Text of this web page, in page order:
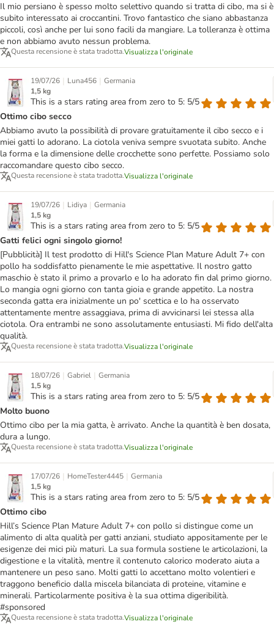
Il mio persiano è spesso molto selettivo quando si tratta di cibo, ma si è
subito interessato ai croccantini. Trovo fantastico che siano abbastanza
piccoli, così anche per lui sono facili da mangiare. La tolleranza è ottima
e non abbiamo avuto nessun problema.
Questa recensione è stata tradotta.Visualizza l'originale
19/07/26 | Luna456 | Germania
1,5 kg
This is a stars rating area from zero to 5: 5/5
Ottimo cibo secco
Abbiamo avuto la possibilità di provare gratuitamente il cibo secco e i
miei gatti lo adorano. La ciotola veniva sempre svuotata subito. Anche
la forma e la dimensione delle crocchette sono perfette. Possiamo solo
raccomandare questo cibo secco.
Questa recensione è stata tradotta.Visualizza l'originale
19/07/26 | Lidiya | Germania
1,5 kg
This is a stars rating area from zero to 5: 5/5
Gatti felici ogni singolo giorno!
[Pubblicità] Il test prodotto di Hill's Science Plan Mature Adult 7+ con
pollo ha soddisfatto pienamente le mie aspettative. Il nostro gatto
maschio è stato il primo a provarlo e lo ha adorato fin dal primo giorno.
Lo mangia ogni giorno con tanta gioia e grande appetito. La nostra
seconda gatta era inizialmente un po' scettica e lo ha osservato
attentamente mentre assaggiava, prima di avvicinarsi lei stessa alla
ciotola. Ora entrambi ne sono assolutamente entusiasti. Mi fido dell'alta
qualità.
Questa recensione è stata tradotta.Visualizza l'originale
18/07/26 | Gabriel | Germania
1,5 kg
This is a stars rating area from zero to 5: 5/5
Molto buono
Ottimo cibo per la mia gatta, è arrivato. Anche la quantità è ben dosata,
dura a lungo.
Questa recensione è stata tradotta.Visualizza l'originale
17/07/26 | HomeTester4445 | Germania
1,5 kg
This is a stars rating area from zero to 5: 5/5
Ottimo cibo
Hill’s Science Plan Mature Adult 7+ con pollo si distingue come un
alimento di alta qualità per gatti anziani, studiato appositamente per le
esigenze dei mici più maturi. La sua formula sostiene le articolazioni, la
digestione e la vitalità, mentre il contenuto calorico moderato aiuta a
mantenere un peso sano. Molti gatti lo accettano molto volentieri e
traggono beneficio dalla miscela bilanciata di proteine, vitamine e
minerali. Particolarmente positiva è la sua ottima digeribilità.
#sponsored
Questa recensione è stata tradotta.Visualizza l'originale